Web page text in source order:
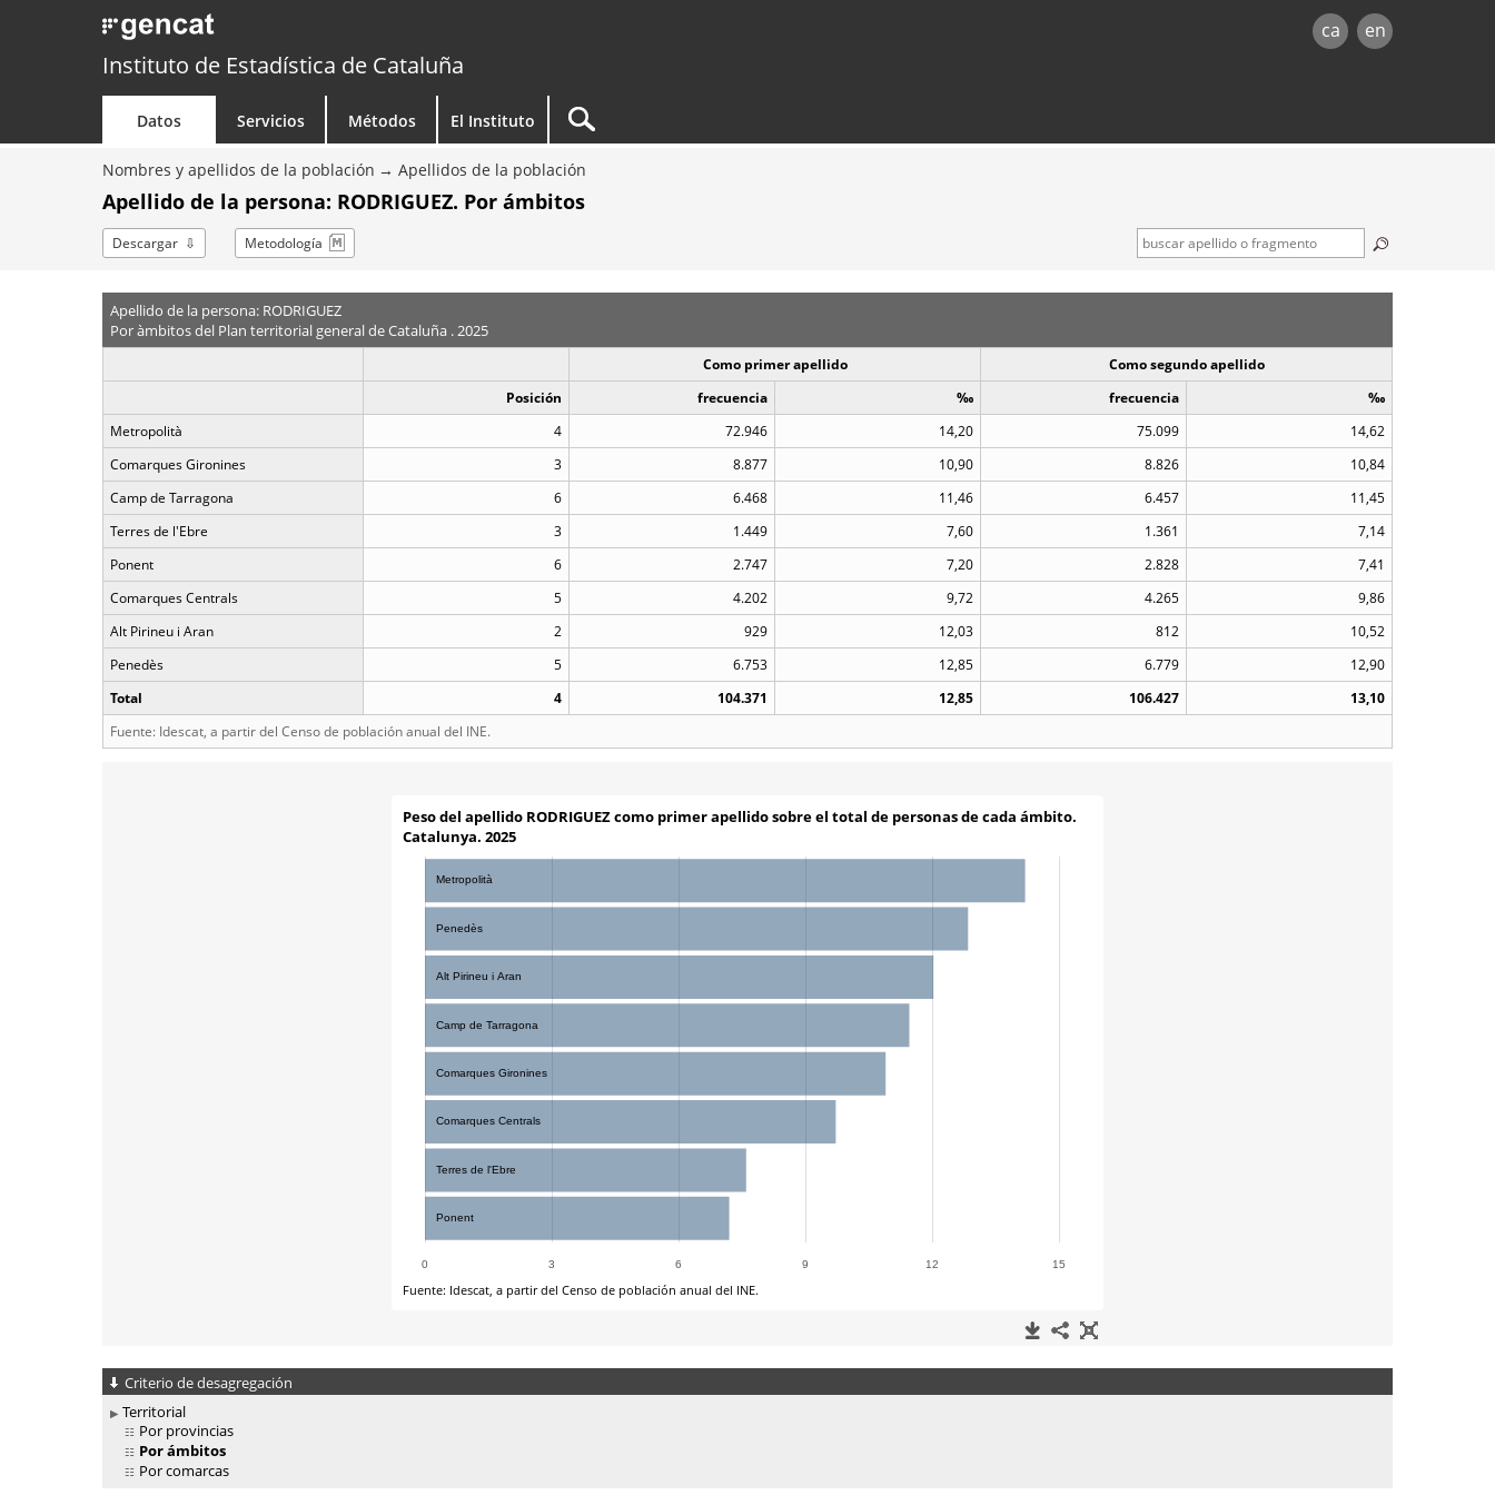
ca en
Instituto de Estadística de Cataluña
Datos Servicios Métodos El Instituto
Nombres y apellidos de la población Apellidos de la población
Apellido de la persona: RODRIGUEZ. Por ámbitos
Descargar Metodología
Apellido de la persona: RODRIGUEZ
Por àmbitos del Plan territorial general de Cataluña . 2025
Como primer apellido
Como segundo apellido
Posición
frecuencia ‰ frecuencia
‰
Metropolità
4 72.946 14,20 75.099
14,62
Comarques Gironines
3 8.877 10,90 8.826
10,84
Camp de Tarragona
6 6.468 11,46 6.457
11,45
Terres de l'Ebre
3 1.449 7,60 1.361
7,14
Ponent
6 2.747 7,20 2.828
7,41
Comarques Centrals
5 4.202 9,72 4.265
9,86
Alt Pirineu i Aran
2 929 12,03 812
10,52
Penedès
5 6.753 12,85 6.779
12,90
Total
4 104.371 12,85 106.427
13,10
Fuente: Idescat, a partir del Censo de población anual del INE.
Criterio de desagregación
Territorial
Por provincias
Por ámbitos
Por comarcas